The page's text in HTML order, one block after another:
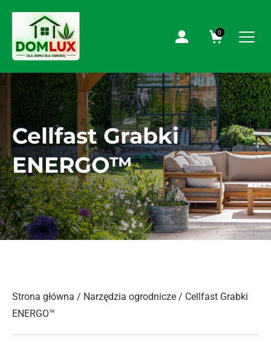
0
Cellfast Grabki
ENERGO™
Strona główna / Narzędzia ogrodnicze / Cellfast Grabki
ENERGO™